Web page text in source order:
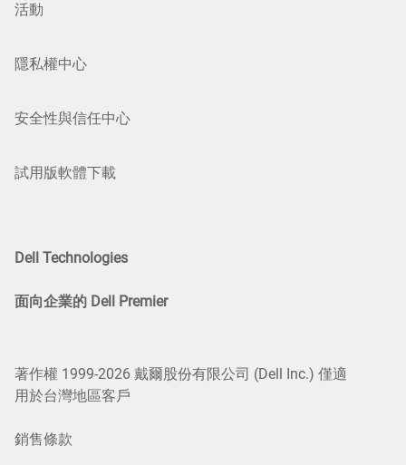
活動
隱私權中心
安全性與信任中心
試用版軟體下載
Dell Technologies
面向企業的 Dell Premier
著作權 1999-2026 戴爾股份有限公司 (Dell Inc.) 僅適
用於台灣地區客戶
銷售條款